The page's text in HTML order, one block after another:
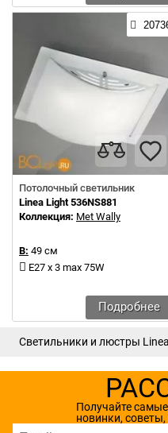
Потолочный светильник
Linea Light 536NS881
Коллекция: Met Wally
В: 49 см
E27 х 3 max 75W
Подробнее
Светильники и люстры
Получайте
новинки,